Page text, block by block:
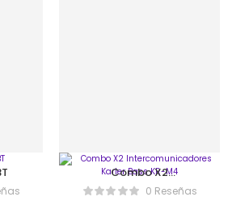
Combo X2
Intercomunicadores
0 Reseñas